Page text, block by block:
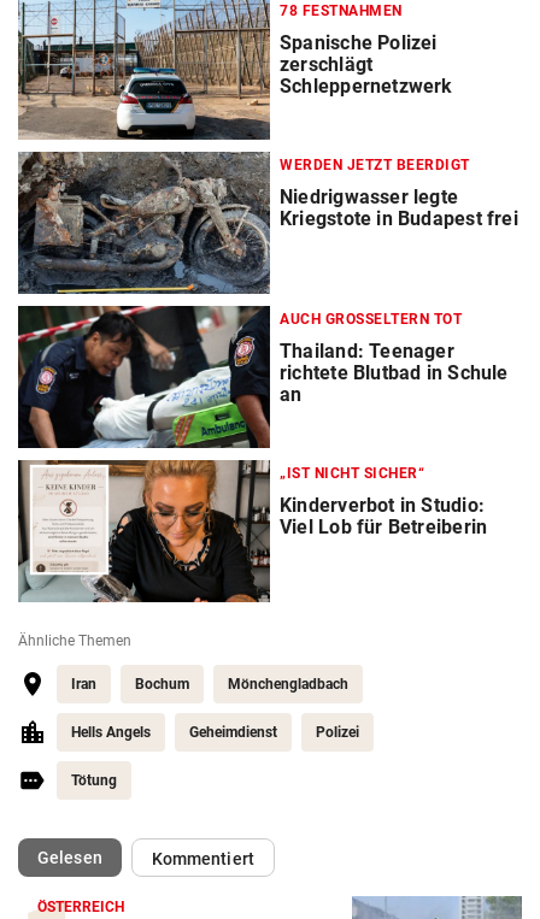
78 FESTNAHMEN
Spanische Polizei
zerschlägt
Schleppernetzwerk
WERDEN JETZT BEERDIGT
Niedrigwasser legte
Kriegstote in Budapest frei
AUCH GROSSELTERN TOT
Thailand: Teenager
richtete Blutbad in Schule
an
„IST NICHT SICHER“
Kinderverbot in Studio:
Viel Lob für Betreiberin
Ähnliche Themen
Iran Bochum Mönchengladbach
Hells Angels Geheimdienst Polizei
Tötung
Gelesen(ausgewählt)Kommentiert
ÖSTERREICH